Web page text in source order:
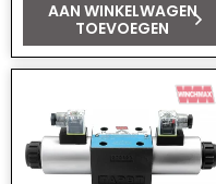
AAN WINKELWAGEN
TOEVOEGEN